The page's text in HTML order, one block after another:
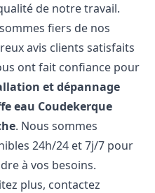
de notre travail.
fiers de nos
avis clients satisfaits
ont fait confiance pour
et dépannage
eau Coudekerque
. Nous sommes
24h/24 et 7j/7 pour
à vos besoins.
plus, contactez